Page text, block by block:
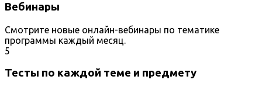
Вебинары
Смотрите новые онлайн-вебинары по тематике
программы каждый месяц.
5
Тесты по каждой теме и предмету